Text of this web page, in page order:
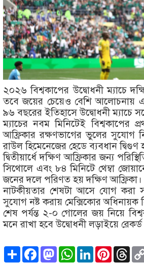
২০২৬ বিশ্বকাপের উদ্বোধনী ম্যাচে
তবে জয়ের চেয়েও বেশি আলোচনায়
৯৬ বছরের ইতিহাসে উদ্বোধনী ম্যাচে
ম্যাচের নবম মিনিটেই বিশ্বকাপের
আফ্রিকার রক্ষণভাগের ভুলের সুযোগ
রাউল হিমেনেজের হেডে ব্যবধান দ্বিগুণ
দ্বিতীয়ার্ধে দক্ষিণ আফ্রিকার জন্য
সিথোলে এবং ৮৪ মিনিটে থেম্বা
জনের দলে পরিণত হয় দক্ষিণ আফ্রিকা।
নাটকীয়তার শেষটা আসে যোগ করা
সুযোগ নষ্ট করায় মেক্সিকোর অধিনায়ক
শেষ পর্যন্ত ২-০ গোলের জয় নিয়ে
মনে রাখা হবে উদ্বোধনী লড়াইয়ে
ShareFacebook
Mastodon
WhatsApp
LinkedIn